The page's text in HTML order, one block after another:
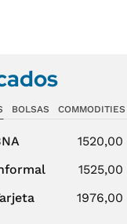
BOLSAS COMMODITIES
1520,00
1525,00
1976,00